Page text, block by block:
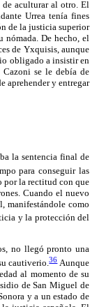
de aculturar al otro. El
Urrea tenía fines
de la justicia superior
nómada. De hecho, el
de Yxquisis, aunque
obligado a insistir en
se le debía de
aprehender y entregar
la sentencia final de
para conseguir las
por la rectitud con que
Cuando el nuevo
manifestándole como
y la protección del
no llegó pronto una
cautiverio.36Aunque
al momento de su
de San Miguel de
y a un estado de